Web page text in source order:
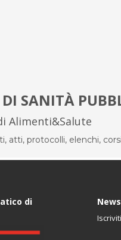
SANITÀ
Alimenti&Salute
atti, protocolli, elenchi,
di